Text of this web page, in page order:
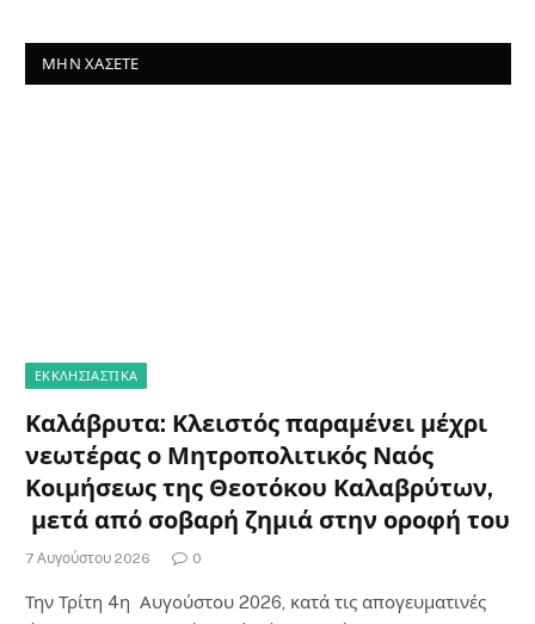
ΜΗΝ ΧΆΣΕΤΕ
ΕΚΚΛΗΣΙΑΣΤΙΚΑ
Καλάβρυτα: Κλειστός παραμένει μέχρι
νεωτέρας ο Μητροπολιτικός Ναός
Κοιμήσεως της Θεοτόκου Καλαβρύτων,
μετά από σοβαρή ζημιά στην οροφή του
7 Αυγούστου 2026 0
Την Τρίτη 4η Αυγούστου 2026, κατά τις απογευματινές